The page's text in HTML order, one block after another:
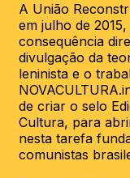
A União
em julho de
consequência
divulgação da
leninista e o
de criar o selo
Cultura, para
nesta tarefa
comunistas